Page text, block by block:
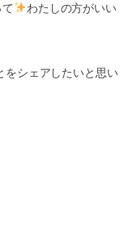
わたしの方がいい
をシェアしたいと思い